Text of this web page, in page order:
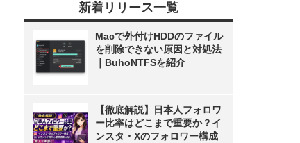
新着リリース一覧
Macで外付けHDDのファイル
を削除できない原因と対処法
｜BuhoNTFSを紹介
【徹底解説】日本人フォロワ
ー比率はどこまで重要か？イ
ンスタ・Xのフォロワー構成